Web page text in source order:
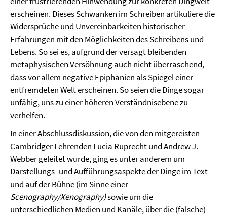
erscheinen. Dieses Schwanken im Schreiben artikuliere die
Widersprüche und Unvereinbarkeiten historischer
Erfahrungen mit den Möglichkeiten des Schreibens und
Lebens. So sei es, aufgrund der versagt bleibenden
metaphysischen Versöhnung auch nicht überraschend,
dass vor allem negative Epiphanien als Spiegel einer
entfremdeten Welt erscheinen. So seien die Dinge sogar
unfähig, uns zu einer höheren Verständnisebene zu
verhelfen.
In einer Abschlussdiskussion, die von den mitgereisten
Cambridger Lehrenden Lucia Ruprecht und Andrew J.
Webber geleitet wurde, ging es unter anderem um
Darstellungs- und Aufführungsaspekte der Dinge im Text
und auf der Bühne (im Sinne einer
Scenography/Xenography)sowie um die
unterschiedlichen Medien und Kanäle, über die (falsche)